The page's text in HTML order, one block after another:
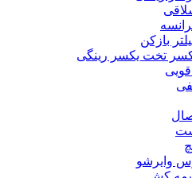
بازکن
تخت یکسر رینگی
وایرشو